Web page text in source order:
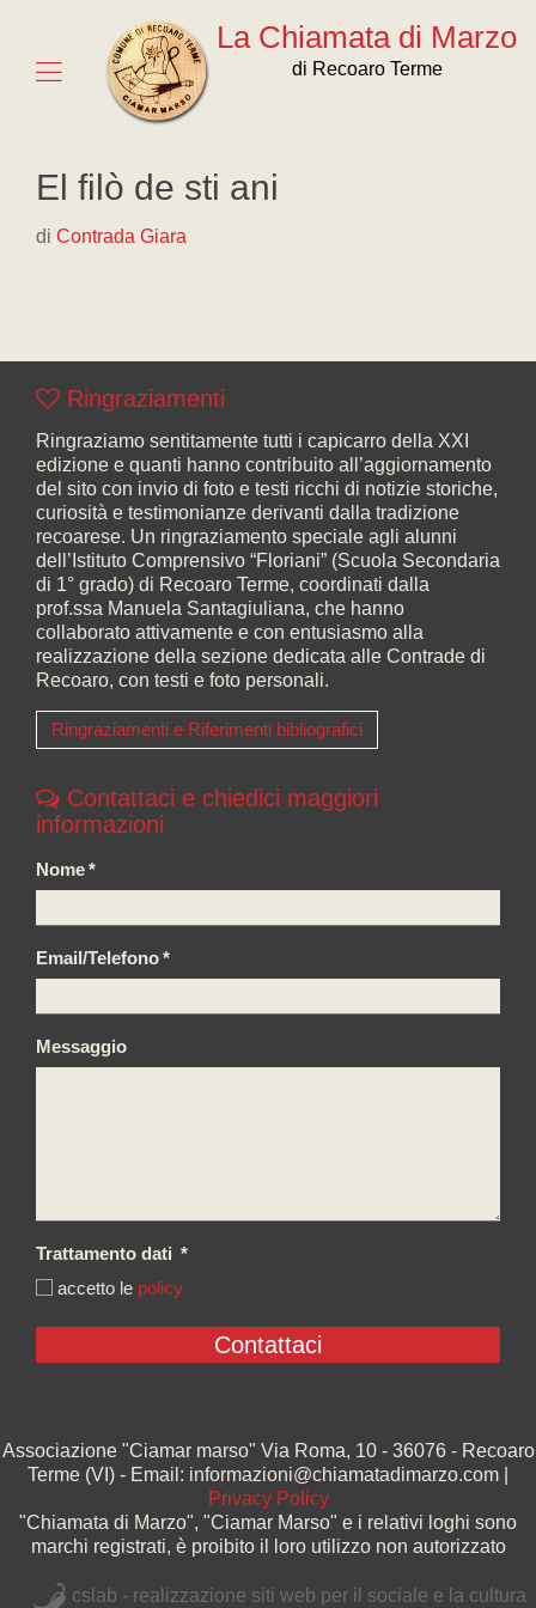
La Chiamata di Marzo
di Recoaro Terme
El filò de sti ani
di Contrada Giara
Ringraziamenti
Ringraziamo sentitamente tutti i capicarro della XXI
edizione e quanti hanno contribuito all’aggiornamento
del sito con invio di foto e testi ricchi di notizie storiche,
curiosità e testimonianze derivanti dalla tradizione
recoarese. Un ringraziamento speciale agli alunni
dell’Istituto Comprensivo “Floriani” (Scuola Secondaria
di 1° grado) di Recoaro Terme, coordinati dalla
prof.ssa Manuela Santagiuliana, che hanno
collaborato attivamente e con entusiasmo alla
realizzazione della sezione dedicata alle Contrade di
Recoaro, con testi e foto personali.
Ringraziamenti e Riferimenti bibliografici
Contattaci e chiedici maggiori
informazioni
Nome*
Email/Telefono*
Messaggio
Trattamento dati *
accetto le policy
Associazione "Ciamar marso" Via Roma, 10 - 36076 - Recoaro
Terme (VI) - Email: informazioni@chiamatadimarzo.com |
Privacy Policy
"Chiamata di Marzo", "Ciamar Marso" e i relativi loghi sono
marchi registrati, è proibito il loro utilizzo non autorizzato
cslab - realizzazione siti web per il sociale e la cultura